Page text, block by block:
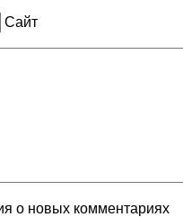
Сайт
о новых комментариях